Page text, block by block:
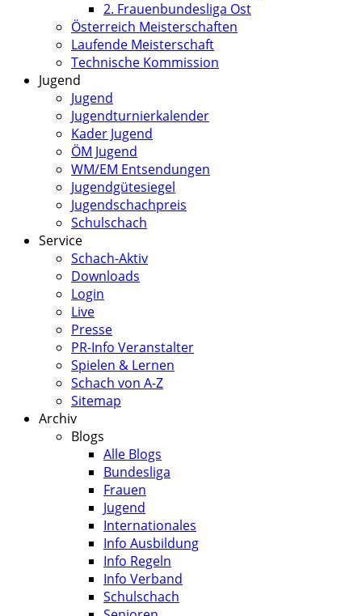
2. Frauenbundesliga Ost
Österreich Meisterschaften
Laufende Meisterschaft
Technische Kommission
Jugend
Jugend
Jugendturnierkalender
Kader Jugend
ÖM Jugend
WM/EM Entsendungen
Jugendgütesiegel
Jugendschachpreis
Schulschach
Service
Schach-Aktiv
Downloads
Login
Live
Presse
PR-Info Veranstalter
Spielen & Lernen
Schach von A-Z
Sitemap
Archiv
Blogs
Alle Blogs
Bundesliga
Frauen
Jugend
Internationales
Info Ausbildung
Info Regeln
Info Verband
Schulschach